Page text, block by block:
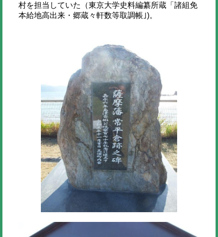
村を担当していた（東京大学史料編纂所蔵「諸組免
本給地高出来・郷蔵々軒数等取調帳｣)。